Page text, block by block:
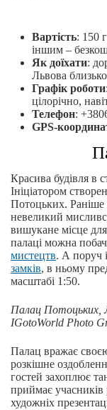
Вартість: 150
іншим –
Як доїхати:
Львова
Графік роботи
цілорічно,
Телефон:
GPS-
Красива будівля в
Ініціатором
Потоцьких. Раніше
невеликий
вишукане місце
палаці можна
мистецтв. А поруч
замків, в ньому
масштабі 1:50.
Палац Потоцьких,
IGotoWorld Photo
Палац вражає
розкішне
гостей захоплює
приймає учасників
художніх